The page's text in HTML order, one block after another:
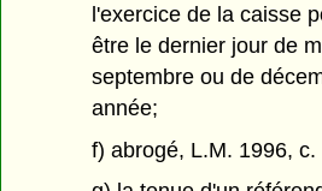
l'exercice de la caisse
être le dernier jour de
septembre ou de
année;
f) abrogé, L.M. 1996, c.